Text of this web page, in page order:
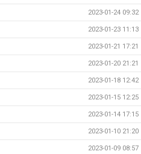
2023-01-24 09:32
2023-01-23 11:13
2023-01-21 17:21
2023-01-20 21:21
2023-01-18 12:42
2023-01-15 12:25
2023-01-14 17:15
2023-01-10 21:20
2023-01-09 08:57